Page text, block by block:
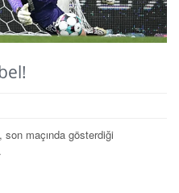
maçında gösterdiği